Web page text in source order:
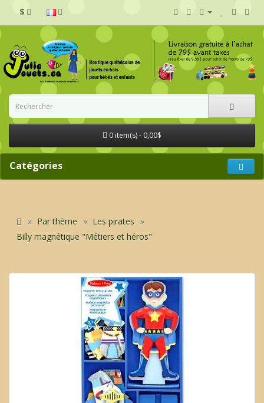
$
0 item(s) - 0,00$
Catégories
Par thème
Les pirates
Billy magnétique "Métiers et héros"